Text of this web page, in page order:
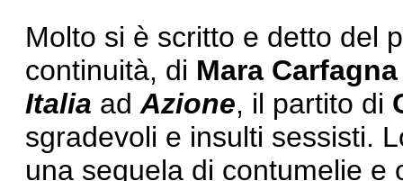
Molto si è scritto e detto del
continuità, di Mara Carfagna
Italia ad Azione, il partito di
sgradevoli e insulti sessisti.
una sequela di contumelie e